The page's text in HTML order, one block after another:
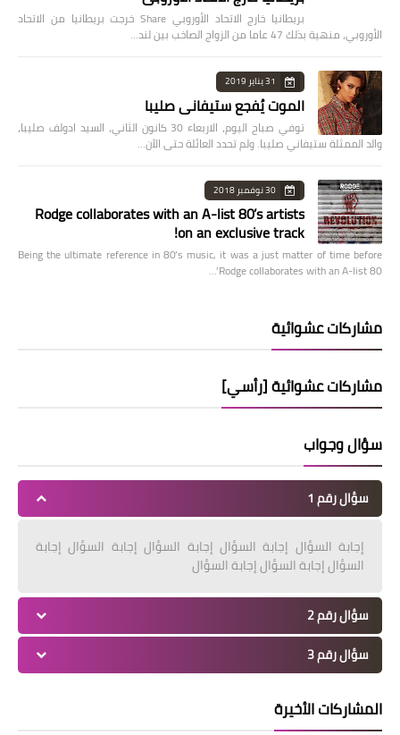
بريطانيا خارج الاتحاد الأوروبي Share خرجت بريطانيا من الاتحاد
الأوروبي، منهية بذلك 47 عاما من الزواج الصاخب بين لند…
31 يناير 2019
الموت يُفجع ستيفاني صليبا
توفي صباح اليوم، الاربعاء 30 كانون الثاني، السيد ادولف صليبا،
والد الممثلة ستيفاني صليبا. ولم تحدد العائلة حتى الآن…
30 نوفمبر 2018
Rodge collaborates with an A-list 80’s artists
on an exclusive track!
Being the ultimate reference in 80’s music, it was a just matter of time before
Rodge collaborates with an A-list 80’…
مشاركات عشوائية
مشاركات عشوائية [رأسي]
سؤال وجواب
سؤال رقم 1
إجابة السؤال إجابة السؤال إجابة السؤال إجابة السؤال إجابة
السؤال إجابة السؤال إجابة السؤال
سؤال رقم 2
سؤال رقم 3
المشاركات الأخيرة